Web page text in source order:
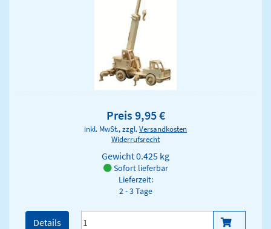
Preis 9,95 €
inkl. MwSt., zzgl.Versandkosten
Widerrufsrecht
Gewicht0.425 kg
Sofort lieferbar
Lieferzeit:
2 - 3 Tage
Details